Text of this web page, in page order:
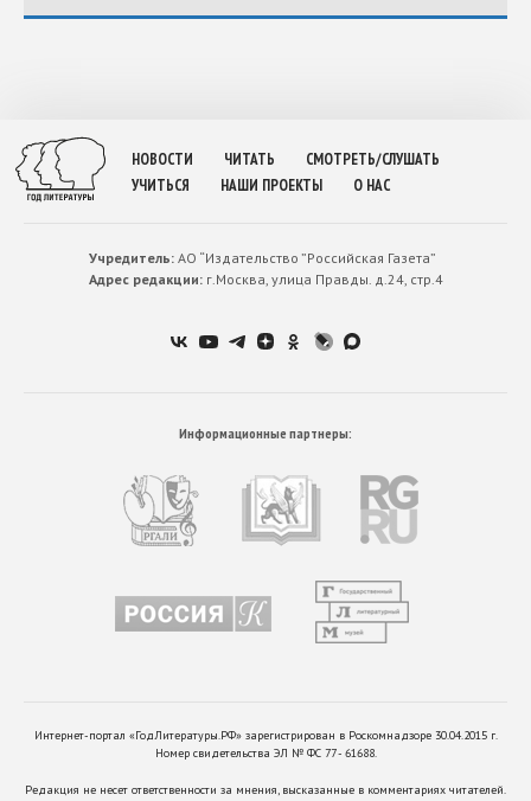
НОВОСТИ ЧИТАТЬ
СМОТРЕТЬ/СЛУШАТЬ
УЧИТЬСЯ
НАШИ ПРОЕКТЫ О НАС
Учредитель:АО “Издательство ”Российская Газета”
Адрес редакции:г.Москва, улица Правды. д.24, стр.4
Информационные партнеры:
Интернет-портал «ГодЛитературы.РФ» зарегистрирован в Роскомнадзоре 30.04.2015 г.
Номер свидетельства ЭЛ № ФС 77 - 61688.
Редакция не несет ответственности за мнения, высказанные в комментариях читателей.